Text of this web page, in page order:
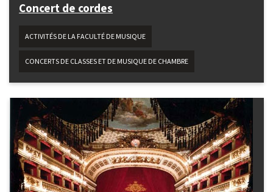
Concert de cordes
ACTIVITÉS DE LA FACULTÉ DE MUSIQUE
CONCERTS DE CLASSES ET DE MUSIQUE DE CHAMBRE